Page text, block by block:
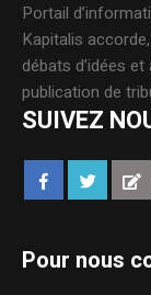
Portail
Kapitalis
débats d’idées
publication de
SUIVEZ
Pour nous